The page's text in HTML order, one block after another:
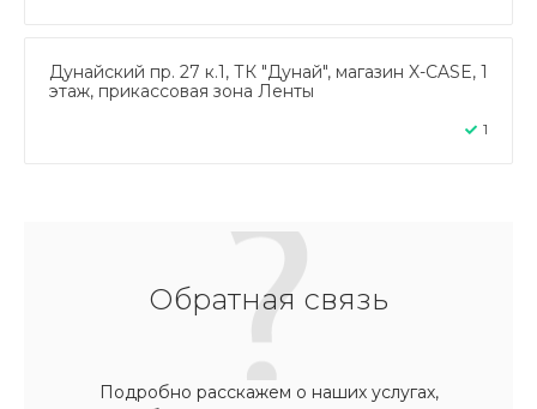
Дунайский пр. 27 к.1, ТК "Дунай", магазин X-CASE, 1
этаж, прикассовая зона Ленты
1
Обратная связь
Подробно расскажем о наших услугах,